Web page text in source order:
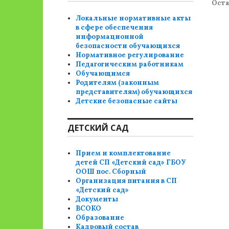
Локальные нормативные акты
в сфере обеспечения
информационной
безопасности обучающихся
Нормативное регулирование
Педагогическим работникам
Обучающимся
Родителям (законным
представителям) обучающихся
Детские безопасные сайты
ДЕТСКИЙ САД
Прием и комплектование
детей СП «Детский сад» ГБОУ
ООШ пос. Сборный
Организация питания в СП
«Детский сад»
Документы
ВСОКО
Образование
Кадровый состав